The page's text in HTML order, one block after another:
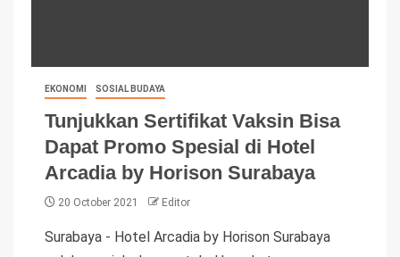
EKONOMI SOSIAL BUDAYA
Tunjukkan Sertifikat Vaksin Bisa
Dapat Promo Spesial di Hotel
Arcadia by Horison Surabaya
20 October 2021 Editor
Surabaya - Hotel Arcadia by Horison Surabaya